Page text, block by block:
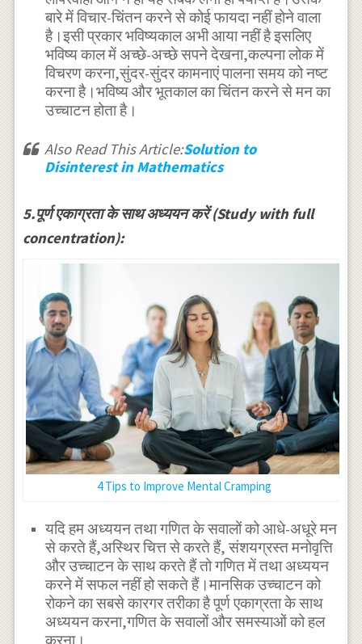
बारे में विचार-चिंतन करने से कोई फायदा नहीं होने वाला
है।इसी प्रकार भविष्यकाल अभी आया नहीं है इसलिए
भविष्य काल में अच्छे-अच्छे सपने देखना,कल्पना लोक में
विचरण करना,सुंदर-सुंदर कामनाएं पालना समय को नष्ट
करना है।भविष्य और भूतकाल का चिंतन करने से मन का
उच्चाटन होता है।
Also Read This Article:Solution to
Disinterest in Mathematics
5.पूर्ण एकाग्रता के साथ अध्ययन करें (Study with full
concentration):
4 Tips to Improve Mental Cramping
यदि हम अध्ययन तथा गणित के सवालों को आधे-अधूरे मन
से करते हैं,अस्थिर चित्त से करते हैं, संशयग्रस्त मनोवृत्ति
और उच्चाटन के साथ करते हैं तो गणित में तथा अध्ययन
करने में सफल नहीं हो सकते हैं।मानसिक उच्चाटन को
रोकने का सबसे कारगर तरीका है पूर्ण एकाग्रता के साथ
अध्ययन करना,गणित के सवालों और समस्याओं को हल